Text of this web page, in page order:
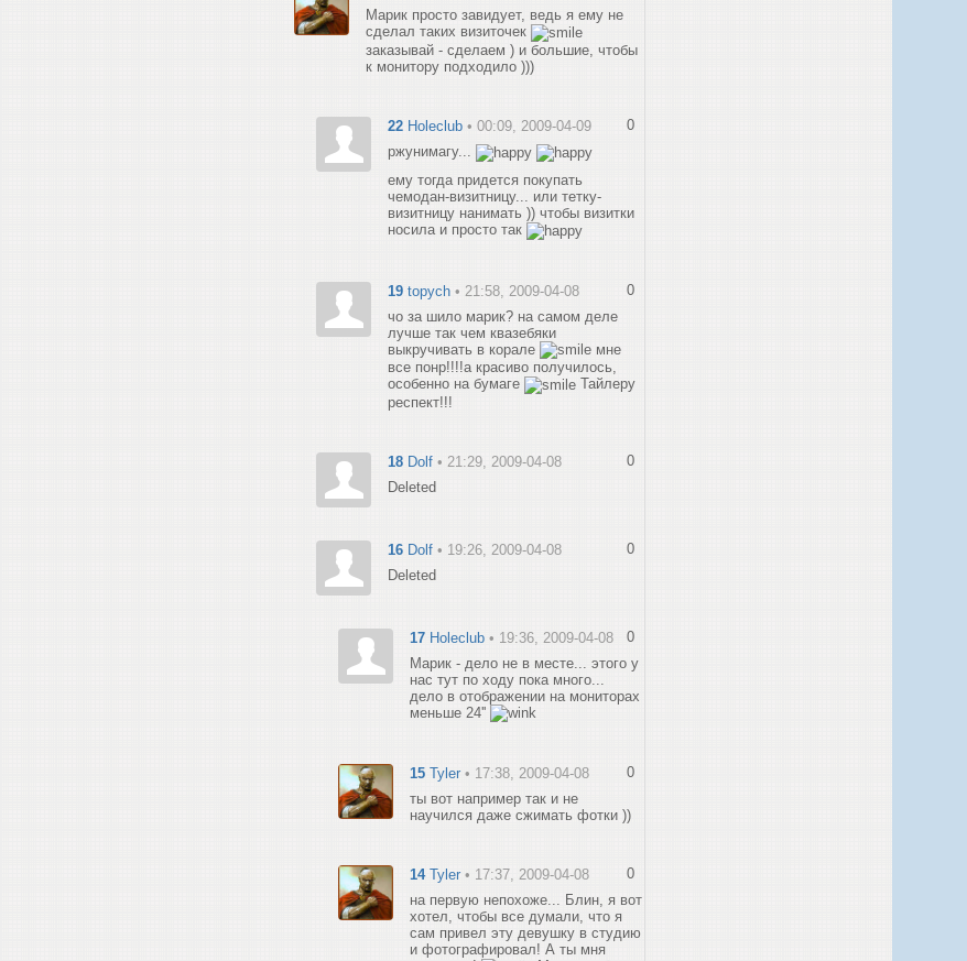
Марик просто завидует, ведь я ему не
сделал таких визиточек
заказывай - сделаем ) и большие, чтобы
к монитору подходило )))
0
22 Holeclub • 00:09, 2009-04-09
ржунимагу...
ему тогда придется покупать
чемодан-визитницу... или тетку-
визитницу нанимать )) чтобы визитки
носила и просто так
0
19 topych • 21:58, 2009-04-08
чо за шило марик? на самом деле
лучше так чем квазебяки
выкручивать в корале
мне
все понр!!!!а красиво получилось,
особенно на бумаге
Тайлеру
респект!!!
0
18 Dolf • 21:29, 2009-04-08
Deleted
0
16 Dolf • 19:26, 2009-04-08
Deleted
0
17 Holeclub • 19:36, 2009-04-08
Марик - дело не в месте... этого у
нас тут по ходу пока много...
дело в отображении на мониторах
меньше 24''
0
15 Tyler • 17:38, 2009-04-08
ты вот например так и не
научился даже сжимать фотки ))
0
14 Tyler • 17:37, 2009-04-08
на первую непохоже... Блин, я вот
хотел, чтобы все думали, что я
сам привел эту девушку в студию
и фотографировал! А ты мня